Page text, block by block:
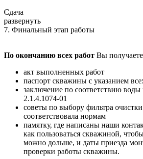
Сдача
развернуть
7. Финальный этап работы
По окончанию всех работ Вы
акт выполненных работ
паспорт скважины с указанием
заключение по соответствию
2.1.4.1074-01
советы по выбору фильтра
соответствовала нормам
памятку, где написаны наши
как пользоваться скважиной,
можно дольше, и даты приезда
проверки работы скважины.